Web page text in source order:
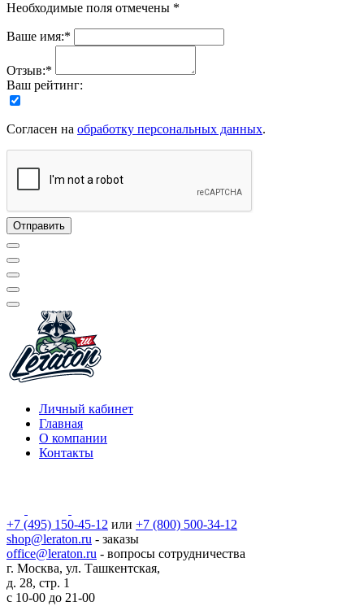
Необходимые поля отмечены *
Ваше имя:*
Отзыв:*
Ваш рейтинг:
Согласен на обработку персональных данных.
Личный кабинет
Главная
О компании
Контакты
+7 (495) 150-45-12 или +7 (800) 500-34-12
shop@leraton.ru - заказы
office@leraton.ru - вопросы сотрудничества
г. Москва, ул. Ташкентская,
д. 28, стр. 1
с 10-00 до 21-00